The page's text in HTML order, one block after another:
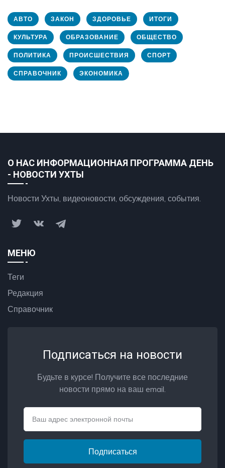
АВТО ЗАКОН ЗДОРОВЬЕ ИТОГИ
КУЛЬТУРА ОБРАЗОВАНИЕ ОБЩЕСТВО
ПОЛИТИКА ПРОИСШЕСТВИЯ СПОРТ
СПРАВОЧНИК ЭКОНОМИКА
О НАС ИНФОРМАЦИОННАЯ ПРОГРАММА ДЕНЬ
- НОВОСТИ УХТЫ
Новости Ухты, видеоновости, обсуждения, события.
МЕНЮ
Теги
Редакция
Справочник
Подписаться на новости
Будьте в курсе! Получите все последние
новости прямо на ваш email.
Подписаться